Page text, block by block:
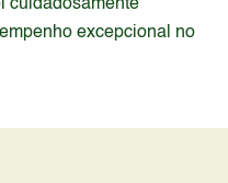
cuidadosamente
excepcional no